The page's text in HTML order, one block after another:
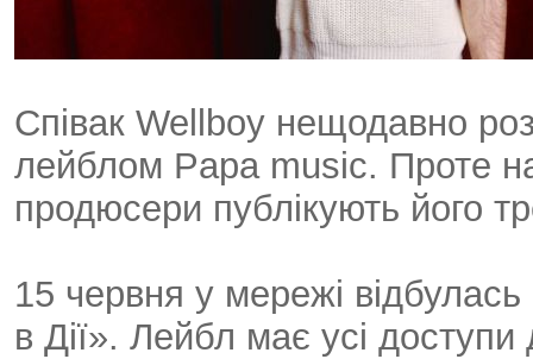
Співак Wellboy нещодавно
лейблом Papa music. Проте
продюсери публікують його
15 червня у мережі
в Дії». Лейбл має усі доступи